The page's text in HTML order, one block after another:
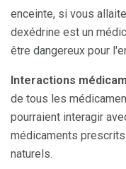
enceinte, si vous
dexédrine est un
être dangereux pour
Interactions
de tous les
pourraient interagir
médicaments
naturels.